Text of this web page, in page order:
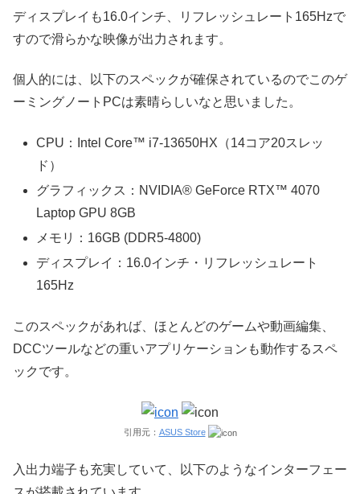
ディスプレイも16.0インチ、リフレッシュレート165Hzで
すので滑らかな映像が出力されます。
個人的には、以下のスペックが確保されているのでこのゲ
ーミングノートPCは素晴らしいなと思いました。
CPU：Intel Core™ i7-13650HX（14コア20スレッ
ド）
グラフィックス：NVIDIA® GeForce RTX™ 4070
Laptop GPU 8GB
メモリ：16GB (DDR5-4800)
ディスプレイ：16.0インチ・リフレッシュレート
165Hz
このスペックがあれば、ほとんどのゲームや動画編集、
DCCツールなどの重いアプリケーションも動作するスペ
ックです。
引用元： ASUS Store
入出力端子も充実していて、以下のようなインターフェー